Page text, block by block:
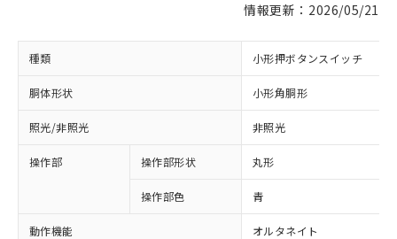
情報更新：2026/05/21
種類 小形押ボタンスイッチ
胴体形状 小形角胴形
照光/非照光 非照光
操作部 操作部形状 丸形
操作部色 青
動作機能 オルタネイト